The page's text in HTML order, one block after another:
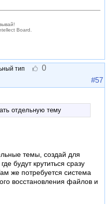
Board.
тип 0
#57
отдельную тему
темы, создай для
будут крутиться сразу
же потребуется система
восстановления файлов и